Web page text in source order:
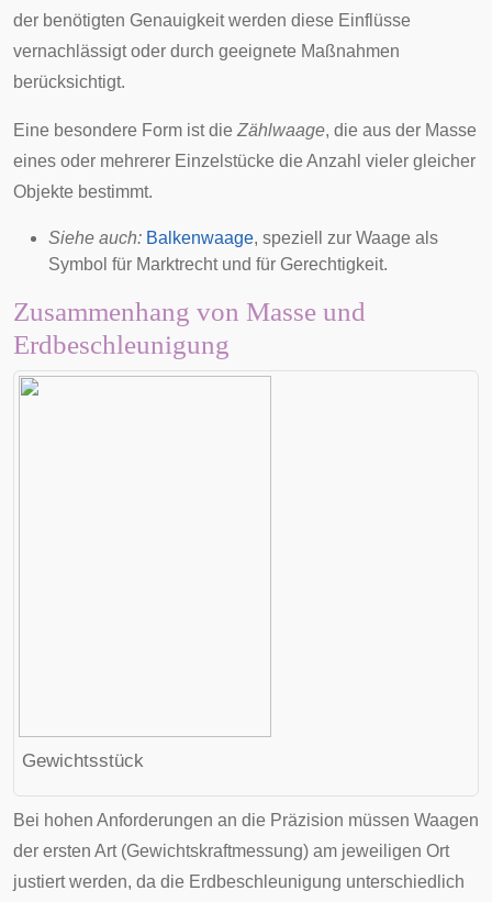
der benötigten Genauigkeit werden diese Einflüsse
vernachlässigt oder durch geeignete Maßnahmen
berücksichtigt.
Eine besondere Form ist die Zählwaage, die aus der Masse
eines oder mehrerer Einzelstücke die Anzahl vieler gleicher
Objekte bestimmt.
Siehe auch: Balkenwaage, speziell zur Waage als
Symbol für Marktrechtund für Gerechtigkeit.
Zusammenhang von Masse und
Erdbeschleunigung
Gewichtsstück
Bei hohen Anforderungen an die Präzision müssen Waagen
der ersten Art (Gewichtskraftmessung) am jeweiligen Ort
justiert werden, da die Erdbeschleunigung unterschiedlich